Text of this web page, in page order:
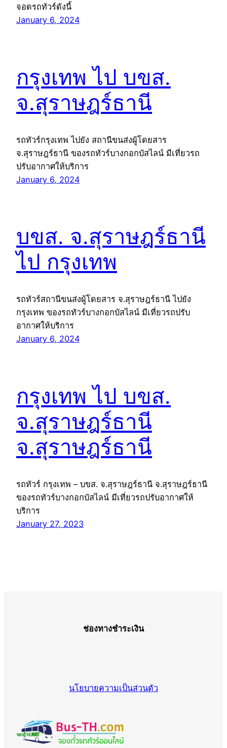
จอดรถทัวร์ดังนี้
January 6, 2024
กรุงเทพ ไป บขส.
จ.สุราษฎร์ธานี
รถทัวร์กรุงเทพ ไปยัง สถานีขนส่งผู้โดยสาร
จ.สุราษฎร์ธานี ของรถทัวร์บางกอกบัสไลน์ มีเที่ยวรถ
ปรับอากาศให้บริการ
January 6, 2024
บขส. จ.สุราษฎร์ธานี
ไป กรุงเทพ
รถทัวร์สถานีขนส่งผู้โดยสาร จ.สุราษฎร์ธานี ไปยัง
กรุงเทพ ของรถทัวร์บางกอกบัสไลน์ มีเที่ยวรถปรับ
อากาศให้บริการ
January 6, 2024
กรุงเทพ ไป บขส.
จ.สุราษฎร์ธานี
จ.สุราษฎร์ธานี
รถทัวร์ กรุงเทพ – บขส. จ.สุราษฎร์ธานี จ.สุราษฎร์ธานี
ของรถทัวร์บางกอกบัสไลน์ มีเที่ยวรถปรับอากาศให้
บริการ
January 27, 2023
ช่องทางชำระเงิน
นโยบายความเป็นส่วนตัว